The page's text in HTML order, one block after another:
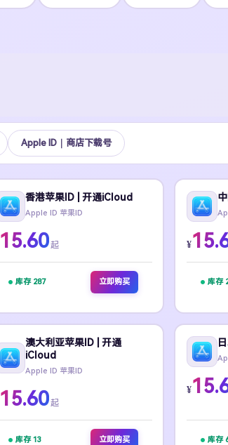
Apple ID｜商店下载号
香港苹果ID | 开通iCloud
Apple ID 苹果ID
15.60起
库存 287 立即购买
¥
库存
澳大利亚苹果ID | 开通
iCloud
Apple ID 苹果ID
15.60起
库存 13 立即购买
¥
库存